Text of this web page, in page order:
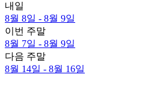
내일
8월 8일 - 8월 9일
이번 주말
8월 7일 - 8월 9일
다음 주말
8월 14일 - 8월 16일